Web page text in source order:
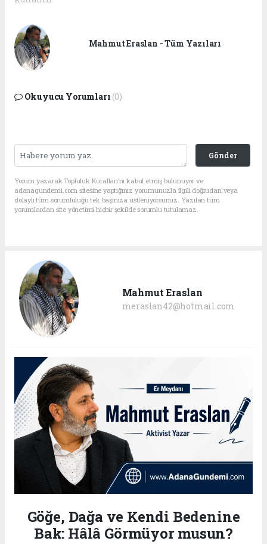
Mahmut Eraslan - Tüm Yazıları
Okuyucu Yorumları (0)
Gönder
Yorum yazarak Topluluk Kuralları’nı kabul etmiş bulunuyor ve
adanagundemi.com sitesine yaptığınız yorumunuzla ilgili doğrudan veya
dolaylı tüm sorumluluğu tek başınıza üstleniyorsunuz. Yazılan tüm
yorumlardan site yönetimi hiçbir şekilde sorumlu tutulamaz.
Mahmut Eraslan
meraslan42@hotmail.com
Göğe, Dağa ve Kendi Bedenine
Bak: Hâlâ Görmüyor musun?